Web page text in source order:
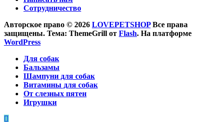
Сотрудничество
Авторское право © 2026 LOVEPETSHOPВсе права
защищены. Тема: ThemeGrill от Flash. На платформе
WordPress
Для собак
Бальзамы
Шампуни для собак
Витамины для собак
От слезных пятен
Игрушки